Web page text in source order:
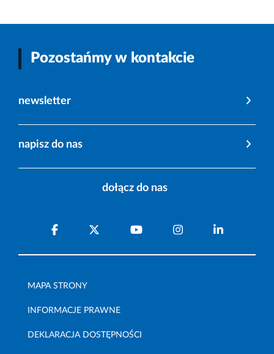
Pozostańmy w kontakcie
newsletter
napisz do nas
dołącz do nas
MAPA STRONY
INFORMACJE PRAWNE
DEKLARACJA DOSTĘPNOŚCI